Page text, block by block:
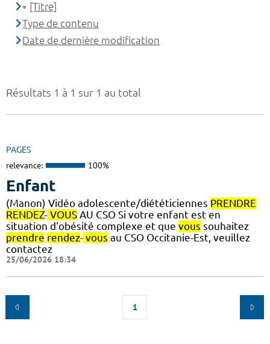
Résultats 1 à 1 sur 1 au total
PAGES
relevance: 100%
Enfant
(Manon) Vidéo adolescente/diététiciennes PRENDRE
RENDEZ- VOUS AU CSO Si votre enfant est en
situation d'obésité complexe et que vous souhaitez
prendre rendez- vous au CSO Occitanie-Est, veuillez
contactez
25/06/2026 18:34
1
[Titre]
Type de contenu
Date de dernière modification